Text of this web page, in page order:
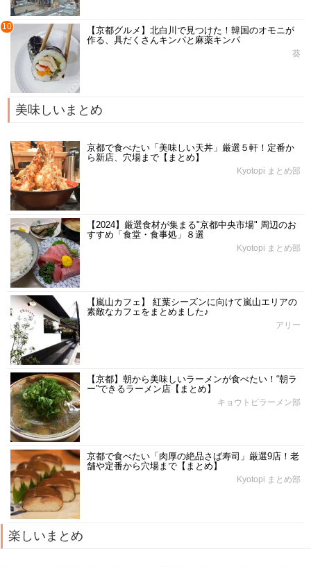
10
【京都グルメ】北白川で見つけた！韓国のオモニが
作る、具だくさんキンパと麻薬キンパ
葵
美味しいまとめ
京都で食べたい「美味しい天丼」厳選５軒！定番か
ら新店、穴場まで【まとめ】
Kyotopi まとめ部
【2024】厳選食材が集まる"京都中央市場" 周辺のお
すすめ「食堂・食事処」８選
Kyotopi まとめ部
【嵐山カフェ】 紅葉シーズンに向けて嵐山エリアの
素敵なカフェをまとめました♪
アリー
【京都】朝から美味しいラーメンが食べたい！“朝ラ
ー”できるラーメン店【まとめ】
キョウトピラーメン部
京都で食べたい「肉厚の絶品さば寿司」厳選9店！老
舗や定番から穴場まで【まとめ】
Kyotopi まとめ部
楽しいまとめ